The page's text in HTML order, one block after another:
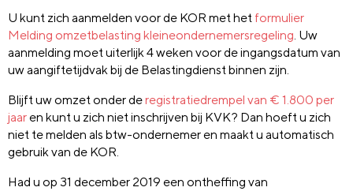
U kunt zich aanmelden voor de KOR met het formulier
Melding omzetbelasting kleineondernemersregeling. Uw
aanmelding moet uiterlijk 4 weken voor de ingangsdatum van
uw aangiftetijdvak bij de Belastingdienst binnen zijn.
Blijft uw omzet onder deregistratiedrempel van € 1.800 per
jaaren kunt u zich niet inschrijven bij KVK? Dan hoeft u zich
niet te melden als btw-ondernemer en maakt u automatisch
gebruik van de KOR.
Had u op 31 december 2019 een ontheffing van